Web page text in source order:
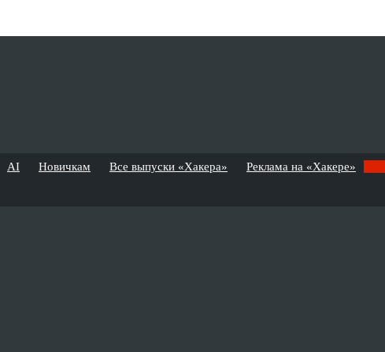
AI Новичкам Все выпуски «Хакера» Реклама на «Хакере»